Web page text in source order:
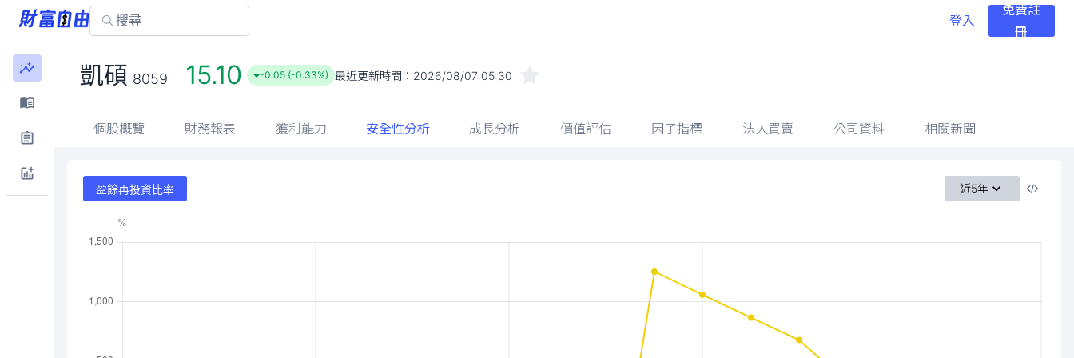
登入
免費註
冊
凱碩 8059 15.10 -0.05 (-0.33%) 最近更新時間： 2026/08/07 05:30
個股概覽 財務報表 獲利能力 安全性分析 成長分析 價值評估 因子指標 法人買賣 公司資料 相關新聞
盈餘再投資比率 近5年